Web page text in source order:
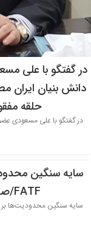
در گفتگو با علی
دانش بنیان
حلقه
در گفتگو با علی مسعودی
15
سایه سنگین
FATF/صیانت از بازار، بستن درها نیست!